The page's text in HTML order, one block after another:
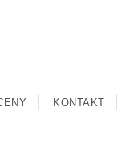
KONTAKT